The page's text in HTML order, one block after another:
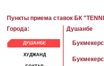
Пункты приема ставок БК
Города:
ДУШАНБЕ
ХУДЖАНД
Душанбе